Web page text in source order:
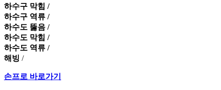
하수구 막힘 /
하수구 역류 /
하수도 뚫음 /
하수도 막힘 /
하수도 역류 /
해빙 /
손프로 바로가기